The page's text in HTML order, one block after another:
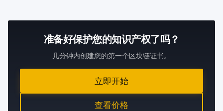
准备好保护您的知识产权了吗？
几分钟内创建您的第一个区块链证书。
立即开始
查看价格